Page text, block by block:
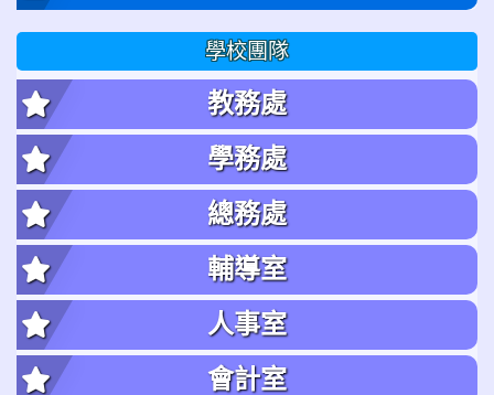
學校團隊
教務處
學務處
總務處
輔導室
人事室
會計室